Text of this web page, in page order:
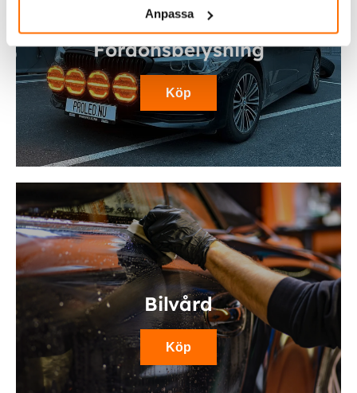
Anpassa
Fordonsbelysning
Köp
Bilvård
Köp